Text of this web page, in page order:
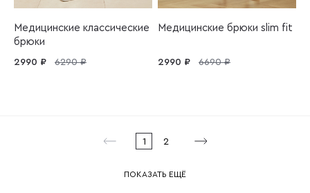
Медицинские классические
брюки
2990 ₽ 6290 ₽
Медицинские брюки slim fit
2990 ₽ 6690 ₽
1 2
ПОКАЗАТЬ ЕЩЁ